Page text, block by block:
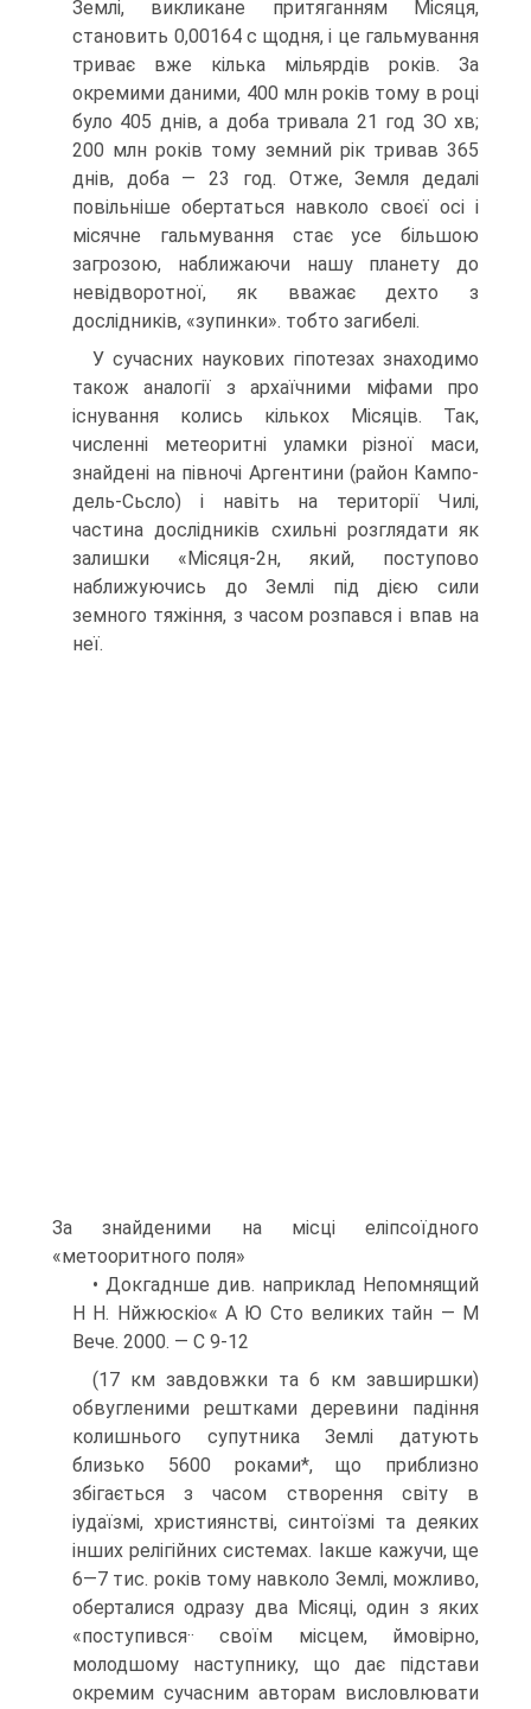
Землі, викликане притяганням Місяця,
становить 0,00164 с щодня, і це галь­мування
триває вже кілька мільярдів років. За
окремими даними, 400 млн років тому в році
було 405 днів, а доба тривала 21 год ЗО хв;
200 млн років тому зем­ний рік тривав 365
днів, доба — 23 год. Отже, Земля дедалі
повільніше обер­таться навколо своєї осі і
місячне гальмування стає усе більшою
загрозою, наближаючи нашу планету до
невідворотної, як вважає дехто з
дослідників, «зу­пинки». тобто загибелі.
У сучасних наукових гіпотезах знаходимо
також аналогії з архаїчними мі­фами про
існування колись кількох Місяців. Так,
численні метеоритні уламки різної маси,
знайдені на півночі Аргентини (район Кампо-
дель-Сьсло) і навіть на території Чилі,
частина дослідників схильні розглядати як
залишки «Місяця-2н, який, поступово
наближуючись до Землі під дією сили
земного тяжіння, з часом розпався і впав на
неї.
За знайденими на місці еліпсоїдного
«метооритного поля»
• Докгаднше див. наприклад Непомнящий
Н Н. Нйжюскіо« А Ю Сто великих тайн — М
Вече. 2000. — С 9-12
(17 км завдовжки та 6 км завширшки)
обвугленими рештками деревини падіння
колишнього супутника Землі датують
близько 5600 роками*, що приблизно
збігається з часом створення світу в
іудаїзмі, християнстві, синтоїзмі та деяких
інших релігійних системах. Іакше кажучи, ще
6—7 тис. років тому навколо Землі, можливо,
оберталися одразу два Місяці, один з яких
«поступився·· своїм місцем, ймовірно,
молодшому наступнику, що дає підстави
окремим сучасним авторам висловлювати